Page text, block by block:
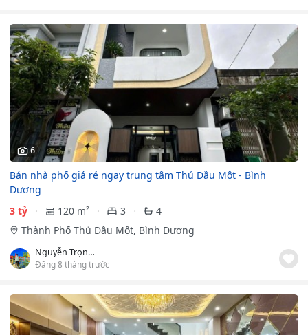
6
Bán nhà phố giá rẻ ngay trung tâm Thủ Dầu Một - Bình
Dương
3 tỷ
120 m² 3
4
Thành Phố Thủ Dầu Một, Bình Dương
Nguyễn Trọng Khiêm
Đăng 8 tháng trước